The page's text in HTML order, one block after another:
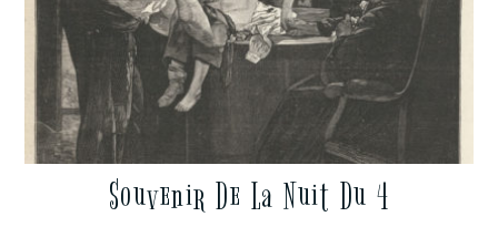
Souvenir De La Nuit Du 4